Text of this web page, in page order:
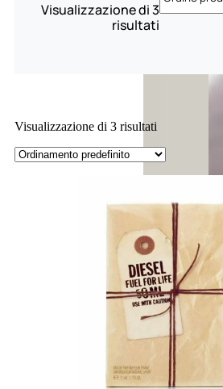
Visualizzazione di 3
risultati
Visualizzazione di 3 risultati